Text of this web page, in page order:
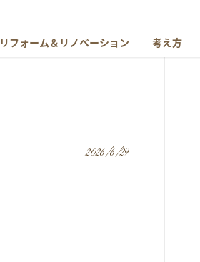
リフォーム＆リノベーション 考え方
2026/6/29